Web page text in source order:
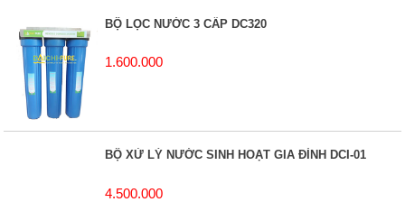
BỘ LỌC NƯỚC 3 CẤP DC320
1.600.000
BỘ XỬ LÝ NƯỚC SINH HOẠT GIA ĐÌNH DCI-01
4.500.000